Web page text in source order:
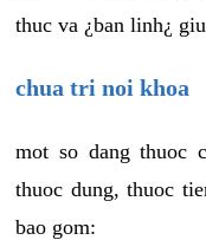
thuc va ¿ban linh¿
chua tri noi khoa
mot so dang thuoc
thuoc dung, thuoc
bao gom: